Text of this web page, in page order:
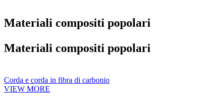
Materiali compositi popolari
Materiali compositi popolari
Corda e corda in fibra di carbonio
VIEW MORE